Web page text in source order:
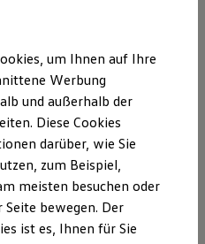
& Apps
Ihren ID. Buzz
Ihren Transporter/Caravelle
Ihren Amarok
andere Modelle
Data
Updates
und Sicherheitssysteme
Mobility GmbH“)
Ltd
Jerusalem, 9777513
gemäß Art. 26
(DSGVO) eine
in der Rechte
um Ihnen auf Ihre
Werbung
und außerhalb der
Diese Cookies
darüber, wie Sie
zum Beispiel,
meisten besuchen oder
Seite bewegen. Der
ist es, Ihnen für Sie